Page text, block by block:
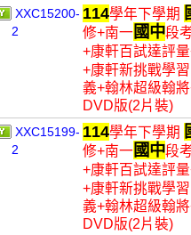
XXC15200-
2
114學年下學期
修+南一國中段
+康軒百試達評
+康軒新挑戰學
義+翰林超級翰
DVD版(2片裝)
XXC15199-
2
114學年下學期
修+南一國中段
+康軒百試達評
+康軒新挑戰學
義+翰林超級翰
DVD版(2片裝)